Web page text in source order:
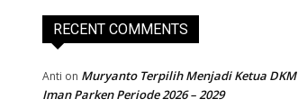
RECENT COMMENTS
Anti on Muryanto Terpilih Menjadi Ketua
Iman Parken Periode 2026 – 2029